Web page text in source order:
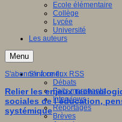
Ecole élémentaire
Collège
Lycée
Université
Les auteurs
Menu
S'informer
Débats
Faits marquants
Interviews
Reportages
Brèves
S'abonner à ce flux RSS
Relier les enjeux
sociales de l’éducation,
systémique